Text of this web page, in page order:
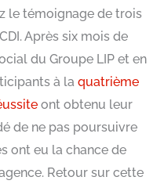
le témoignage de trois
Après six mois de
du Groupe LIP et en
à la quatrième
ont obtenu leur
de ne pas poursuivre
ont eu la chance de
Retour sur cette